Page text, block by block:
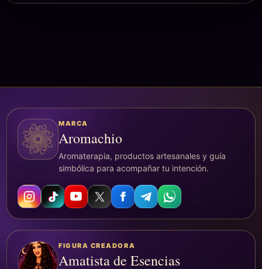
MARCA
Aromachio
Aromaterapia, productos artesanales y guía
simbólica para acompañar tu intención.
FIGURA CREADORA
Amatista de Esencias